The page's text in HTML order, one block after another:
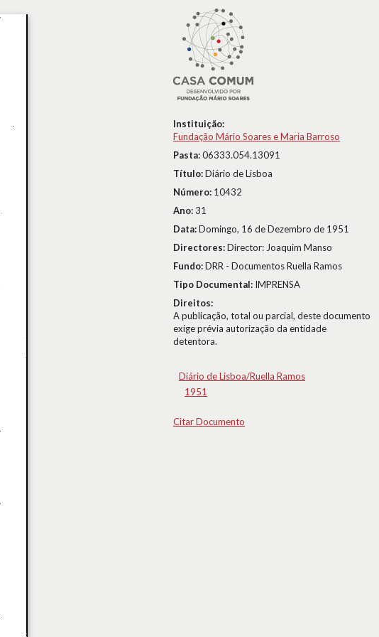
Instituição:
Fundação Mário Soares e Maria Barroso
Pasta:06333.054.13091
Título:Diário de Lisboa
Número: 10432
Ano:31
Data:Domingo, 16 de Dezembro de 1951
Directores:Director: Joaquim Manso
Fundo:DRR - Documentos Ruella Ramos
Tipo Documental: IMPRENSA
Direitos:
A publicação, total ou parcial, deste documento
exige prévia autorização da entidade
detentora.
Diário de Lisboa/Ruella Ramos
1951
Citar Documento